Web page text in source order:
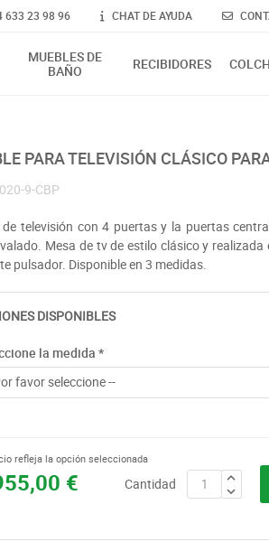
633 23 98 96 CHAT DE AYUDA
MUEBLES DE
BAÑO
RECIBIDORES
PARA TELEVISIÓN CLÁSICO
9-CBP
de televisión con 4 puertas y la puertas
Mesa de tv de estilo clásico y
pulsador. Disponible en 3 medidas.
DISPONIBLES
la medida *
favor seleccione --
€
refleja la opción seleccionada
Cantidad